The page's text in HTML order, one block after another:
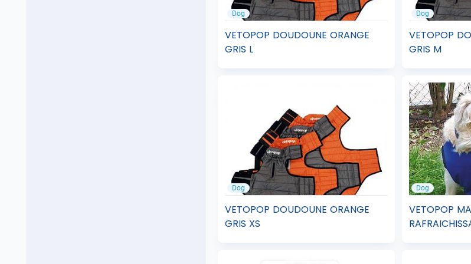
Dog
VETOPOP DOUDOUNE ORANGE
GRIS L
Dog
VETOPOP
GRIS M
Dog
VETOPOP DOUDOUNE ORANGE
GRIS XS
Dog
VETOPOP